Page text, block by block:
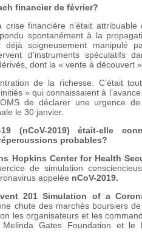
financier de février?
financière n’était attribuable
spontanément à la
soigneusement manipulé
d’instruments spéculatifs
dont la « vente à découvert
de la richesse. C’était
» qui connaissaient à
de déclarer une urgence
le 30 janvier.
(nCoV-2019) était-elle
probables?
Hopkins Center for Health
de simulation
appelée nCoV-2019.
201 Simulation of a
chute des marchés boursiers
les organisateurs et les
Gates Foundation et le